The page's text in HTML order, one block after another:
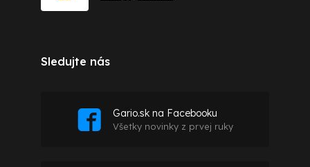
Sledujte nás
Gario.sk na Facebooku
Všetky novinky z prvej ruky